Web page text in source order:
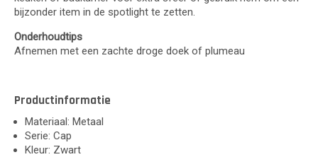
bijzonder item in de spotlight te zetten.
Onderhoudtips
Afnemen met een zachte droge doek of plumeau
Productinformatie
Materiaal: Metaal
Serie: Cap
Kleur: Zwart